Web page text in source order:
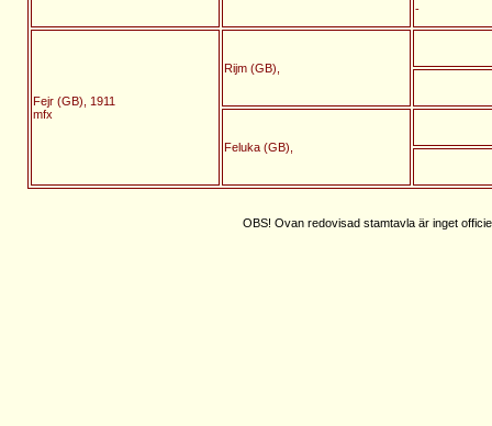
-
Fejr (GB), 1911
mfx
Rijm (GB),
Feluka (GB),
OBS! Ovan redovisad stamtavla är inget